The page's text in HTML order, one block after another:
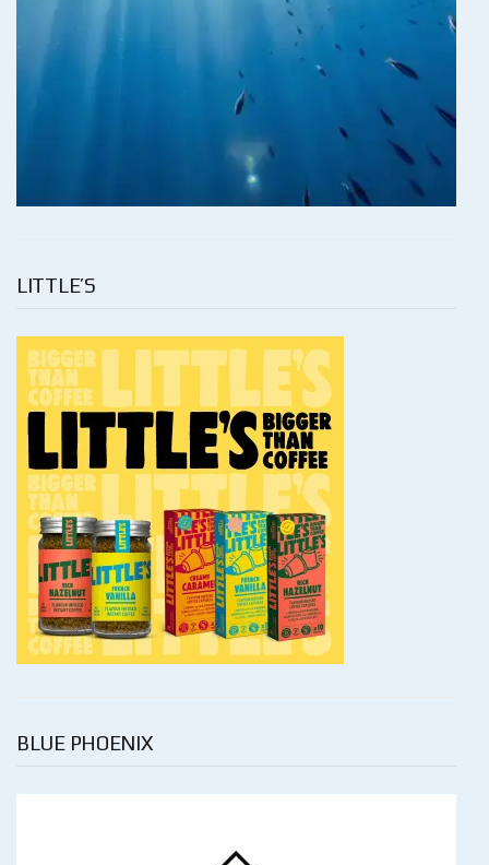
LITTLE’S
BLUE PHOENIX